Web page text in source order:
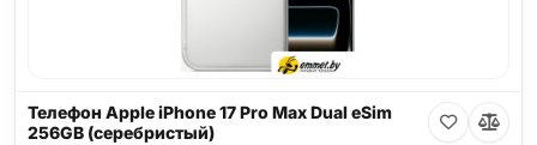
Телефон Apple iPhone 17 Pro Max Dual eSim
256GB (серебристый)